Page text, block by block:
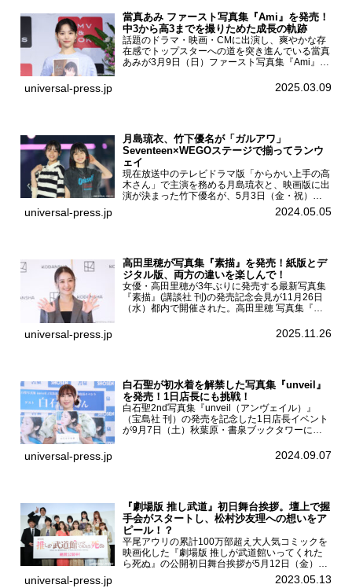
當真あみ ファースト写真集『Ami』を発売！
中3から高3までを撮りためた成長の軌跡
話題のドラマ・映画・CMに出演し、爽やかな存
在感でトップスターへの道を突き進んでいる當真
あみが3月9日（日）ファースト写真集『Ami』
BOOKS SHIBUYAで開催した。當真あみファース
universal-press.jp 2025.03.09
月島琉衣、竹下優名が「ガルアワ」
Seventeen×WEGOステージで揃ってランウ
ェイ
現在放送中のテレビドラマ版「からかい上手の高
木さん」で主演を務める月島琉衣と、映画版に出
演が決まった竹下優名が、5月3日（金・祝）東
京・国立代々木競技場第一体育館で開催されたフ
ァッション&音楽イベント『Rakuten GirlsAward
universal-press.jp 2024.05.05
高田里穂が写真集『素描』を発売！紙版とデ
ジタル版、両方の違いを楽しんで！
女優・高田里穂が3年ぶりに発売する最新写真集
『素描』(講談社 刊)の発売記念会見が11月26日
（水）都内で開催された。高田里穂 写真集『素
あなたです』(読売テレビ)に出演するなど女優と
universal-press.jp 2025.11.26
白石聖が初水着を解禁した写真集『unveil』
を発売！1日店長にも挑戦！
白石聖2nd写真集『unveil（アンヴェイル）』
（宝島社 刊）の発売を記念した1日店長イベント
が9月7日（土）秋葉原・書泉ブックタワーにて
を記念し1日店長イベントを開催した本写真集は
universal-press.jp 2024.09.07
『劇場版 推し武道』初日舞台挨拶。壇上で握
手会がスタートし、松村沙友理への想いをア
ピール！？
平尾アウリの累計100万部超え大人気コミックを
映画化した『劇場版 推しが武道館いってくれた
ら死ぬ』の公開初日舞台挨拶が5月12日（金）新
宿バルト9で開催され、出演者の松村沙友理、中
村里帆、MOMO(@onefive)、KANO(@onefi...
universal-press.jp 2023.05.13